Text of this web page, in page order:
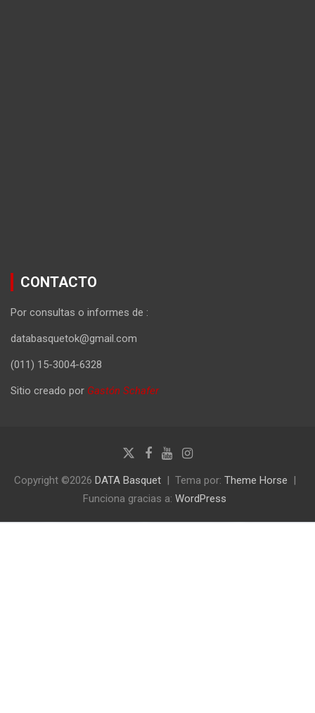
CONTACTO
Por consultas o informes de :
databasquetok@gmail.com
(011) 15-3004-6328
Sitio creado por Gastón Schafer
Copyright ©2026 DATA Basquet Tema por: Theme Horse
Funciona gracias a: WordPress